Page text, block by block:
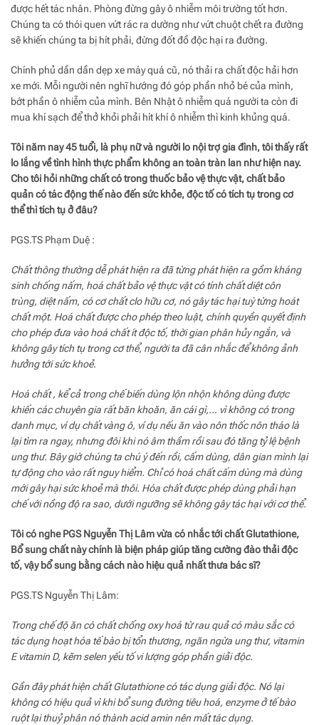
được hết tác nhân. Phòng đừng gây ô nhiễm môi trường tốt hơn.
Chúng ta có thói quen vứt rác ra dường như vứt chuột chết ra đường
sẽ khiến chúng ta bị hít phải, đừng đốt đồ độc hại ra đường.
Chính phủ dần dần dẹp xe máy quá cũ, nó thải ra chất độc hải hơn
xe mới. Mỗi người nên nghĩ hướng đó góp phần nhỏ bé của mình,
bớt phần ô nhiễm của mình. Bên Nhật ô nhiễm quá người ta còn đi
mua khí sạch để thở khỏi phải hít khí ô nhiễm thì kinh khủng quá.
Tôi năm nay 45 tuổi, là phụ nữ và người lo nội trợ gia đình, tôi thấy rất
lo lắng về tình hình thực phẩm không an toàn tràn lan như hiện nay.
Cho tôi hỏi những chất có trong thuốc bảo vệ thực vật, chất bảo
quản có tác động thế nào đến sức khỏe, độc tố có tích tụ trong cơ
thể thì tích tụ ở đâu?
PGS.TS Phạm Duệ :
Chất thông thường dễ phát hiện ra đã từng phát hiện ra gồm kháng
sinh chống nấm, hoá chất bảo vệ thực vật có tính chất diệt côn
trùng, diệt nấm, có cơ chất clo hữu cơ, nó gây tác hại tuỳ từng hoát
chất một. Hoá chất được cho phép theo luật, chính quyền quyết định
cho phép đưa vào hoá chất ít độc tố, thời gian phân hủy ngắn, và
không gây tích tụ trong cơ thể, người ta đã cân nhắc để không ảnh
hưởng tới sức khoẻ.
Hoá chất , kể cả trong chế biến dùng lộn nhộn không dùng được
khiến các chuyên gia rất băn khoăn, ăn cái gì,… vì không có trong
danh mục, ví dụ chất vàng ô, ví dụ nếu ăn vào nôn thốc nôn tháo là
lại tìm ra ngay, nhưng đôi khi nó âm thầm rồi sau đó tăng tỷ lệ bệnh
ung thư. Bây giờ chúng ta chú ý đến rồi, cấm dùng, dân gian mình lại
tự động cho vào rất nguy hiểm. Chỉ có hoá chất cấm dùng mà dùng
mới gây hại sức khoẻ mà thôi. Hóa chất được phép dùng phải hạn
chế với nồng độ ra sao, dưới ngưỡng sẽ không gây tác hại với cơ thể.
Tôi có nghe PGS Nguyễn Thị Lâm vừa có nhắc tới chất Glutathione,
Bổ sung chất này chính là biện pháp giúp tăng cường đào thải độc
tố, vậy bổ sung bằng cách nào hiệu quả nhất thưa bác sĩ?
PGS.TS Nguyễn Thị Lâm:
Trong chế độ ăn có chất chống oxy hoá từ rau quả có màu sắc có
tác dụng hoạt hóa tế bào bị tổn thương, ngăn ngừa ung thư, vitamin
E vitamin D, kẽm selen yếu tố vi lượng góp phần giải độc.
Gần đây phát hiện chất Glutathione có tác dụng giải độc. Nó lại
không có hiệu quả vì khi bổ sung đường tiêu hoá, enzyme ở tế bào
ruột lại thuỷ phân nó thành acid amin nên mất tác dụng.